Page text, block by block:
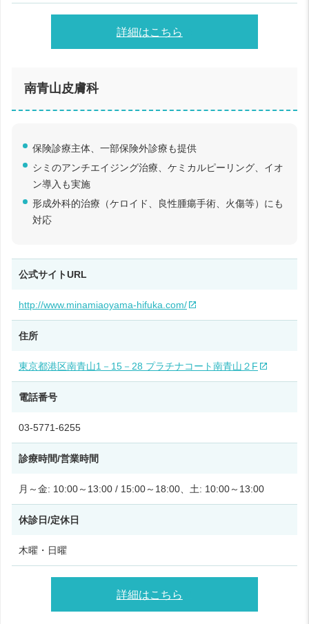
詳細はこちら
南青山皮膚科
保険診療主体、一部保険外診療も提供
シミのアンチエイジング治療、ケミカルピーリング、イオ
ン導入も実施
形成外科的治療（ケロイド、良性腫瘍手術、火傷等）にも
対応
公式サイトURL
http://www.minamiaoyama-hifuka.com/
住所
東京都港区南青山1－15－28 プラチナコート南青山２F
電話番号
03-5771-6255
診療時間/営業時間
月～金: 10:00～13:00 / 15:00～18:00、土: 10:00～13:00
休診日/定休日
木曜・日曜
詳細はこちら